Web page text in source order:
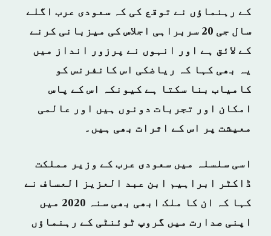
کے رہنماؤں نے توقع کی کہ سعودی عرب اگلے
سال جی 20 سربراہی اجلاس کی میزبانی کرنے
کے لائق ہے اور انہوں نے پرزور انداز میں
یہ بھی کہا کہ ریاضکی اس کانفرنس کو
کامیاب بنا سکتا ہے کیونکہ اس کے پاس
امکان اور تجربات دونوں ہیں اور عالمی
معیشت پر اس کے اثرات بھی ہیں۔
اسی سلسلہ میں سعودی عرب کے وزیر مملکت
ڈاکٹر ابراہیم ابن عبد العزیز العساف نے
کہا کہ ان کا ملک ابھی بھی سنہ 2020 میں
اپنی صدارت میں گروپ ٹوئنٹی کے رہنماؤں